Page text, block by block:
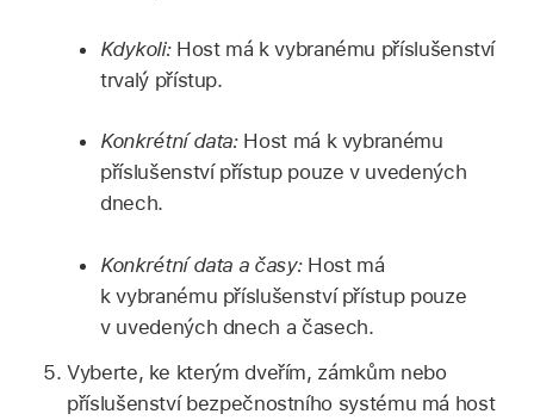
Kdykoli:Host má k vybranému příslušenství
trvalý přístup.
Konkrétní data:Host má k vybranému
příslušenství přístup pouze v uvedených
dnech.
Konkrétní data a časy:Host má
k vybranému příslušenství přístup pouze
v uvedených dnech a časech.
Vyberte, ke kterým dveřím, zámkům nebo
příslušenství bezpečnostního systému má host